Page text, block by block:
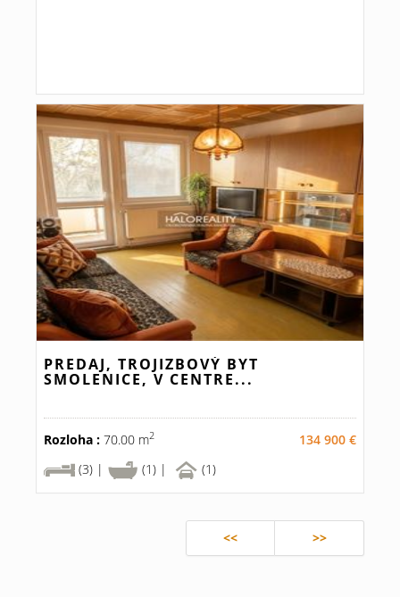
PREDAJ, TROJIZBOVÝ BYT
SMOLENICE, V CENTRE...
Rozloha : 70.00 m2
134 900 €
(3) |
(1) | (1)
<< >>